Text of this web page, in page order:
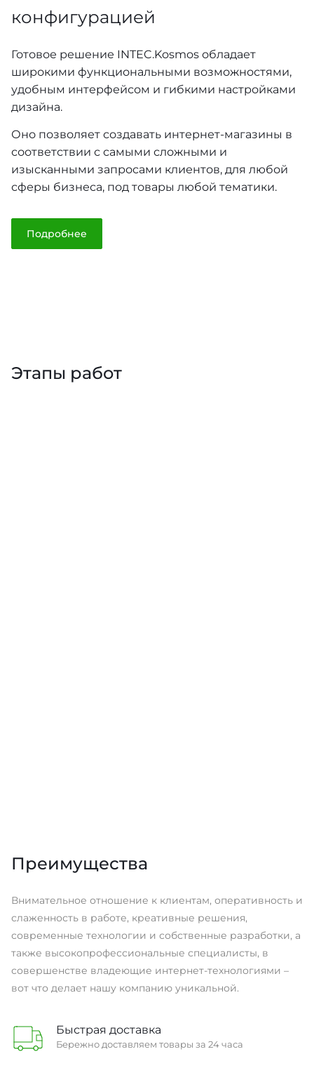
конфигурацией
Готовое решение INTEC.Kosmos обладает
широкими функциональными возможностями,
удобным интерфейсом и гибкими настройками
дизайна.
Оно позволяет создавать интернет-магазины в
соответствии с самыми сложными и
изысканными запросами клиентов, для любой
сферы бизнеса, под товары любой тематики.
Подробнее
Этапы работ
Преимущества
Внимательное отношение к клиентам, оперативность и
слаженность в работе, креативные решения,
современные технологии и собственные разработки, а
также высокопрофессиональные специалисты, в
совершенстве владеющие интернет-технологиями –
вот что делает нашу компанию уникальной.
Быстрая доставка
Бережно доставляем товары за 24 часа